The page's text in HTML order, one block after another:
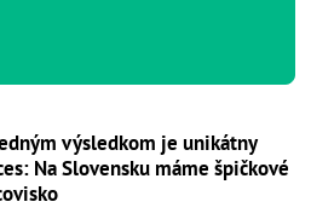
výsledkom je unikátny
Na Slovensku máme špičkové